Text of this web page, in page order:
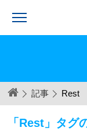
記事 Rest
「Rest」タグ